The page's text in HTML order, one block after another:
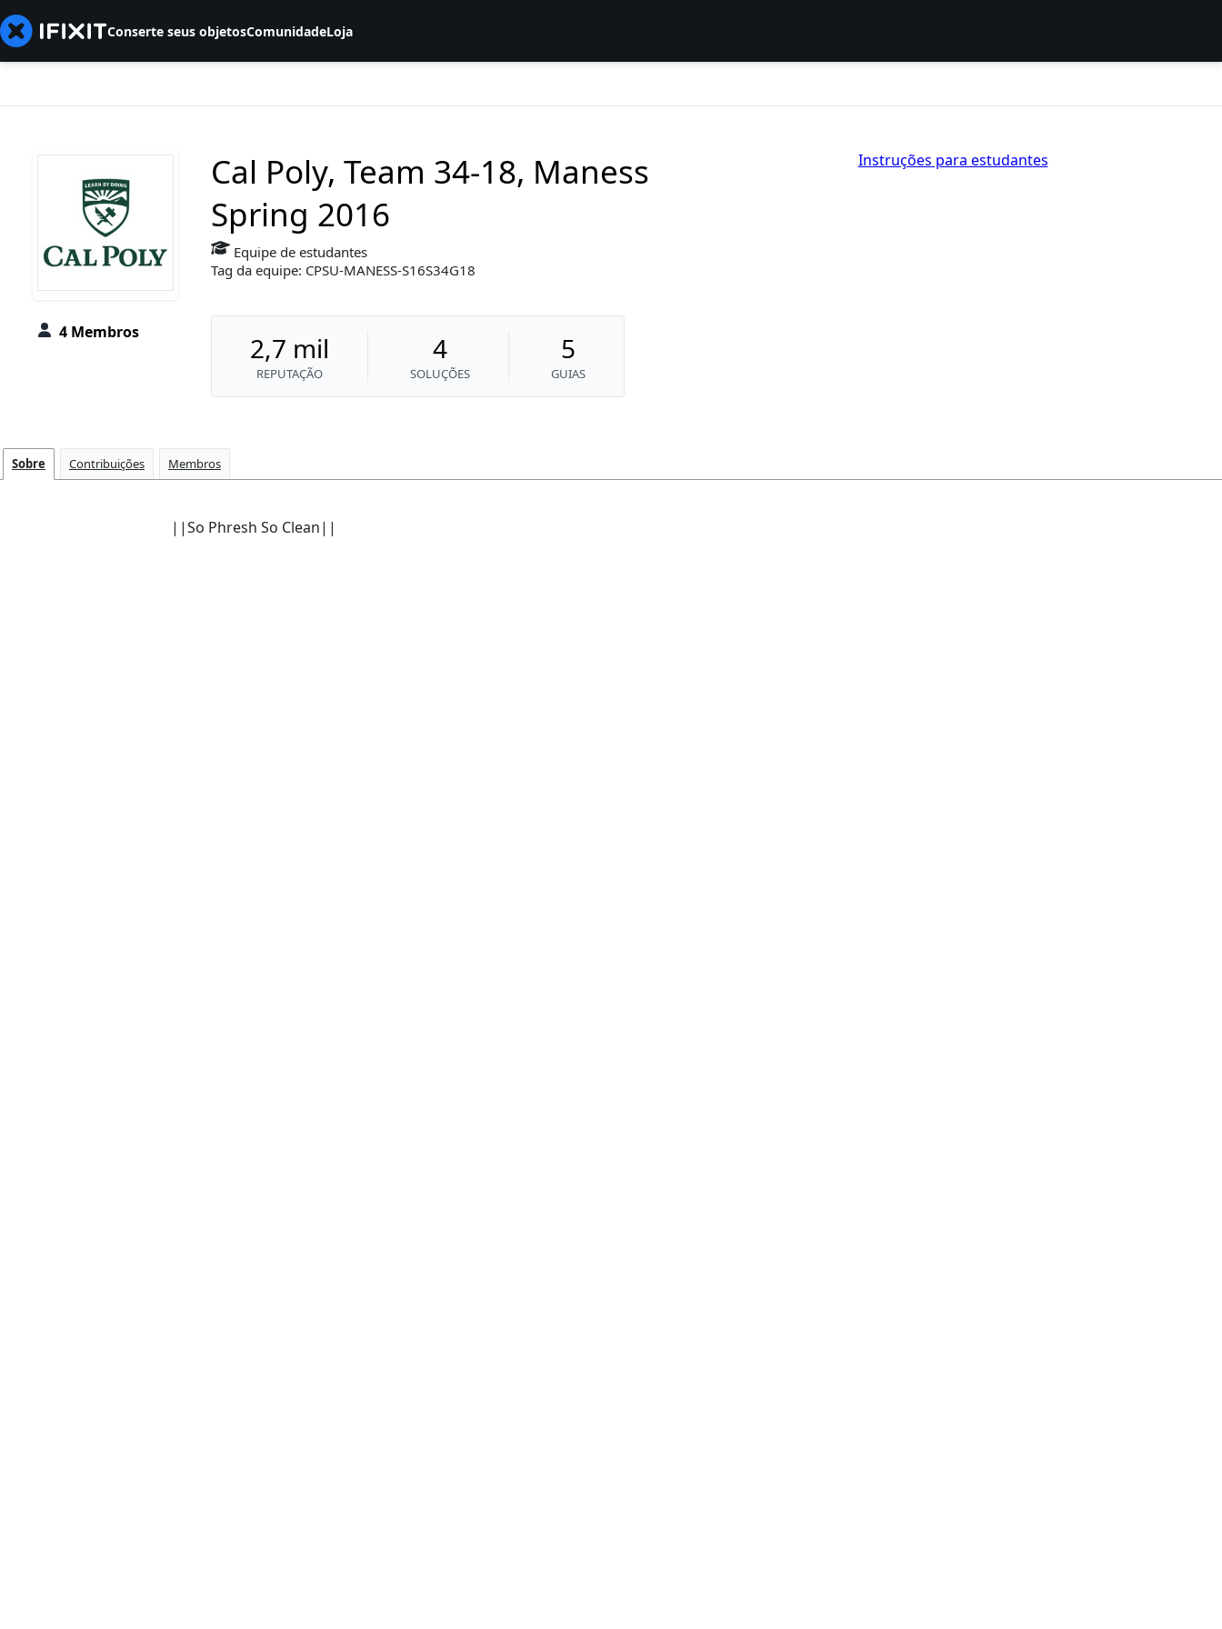
Conserte seus objetosComunidadeLoja
4 Membros
Cal Poly, Team 34-18, Maness
Spring 2016
Equipe de estudantes
Tag da equipe: CPSU-MANESS-S16S34G18
2,7 mil
REPUTAÇÃO
4
SOLUÇÕES
5
GUIAS
Instruções para estudantes
Sobre Contribuições Membros
||So Phresh So Clean||